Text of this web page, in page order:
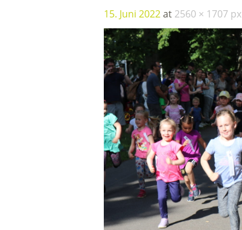
15. Juni 2022at 2560 × 1707 px